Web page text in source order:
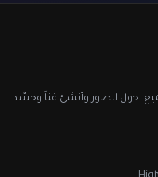
حول الصور وأنشئ فناً وجسّد